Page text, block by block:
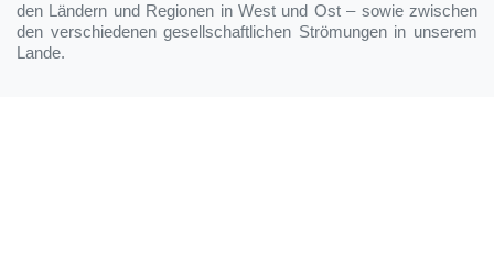
den Ländern und Regionen in West und Ost – sowie zwischen
den verschiedenen gesellschaftlichen Strömungen in unserem
Lande.